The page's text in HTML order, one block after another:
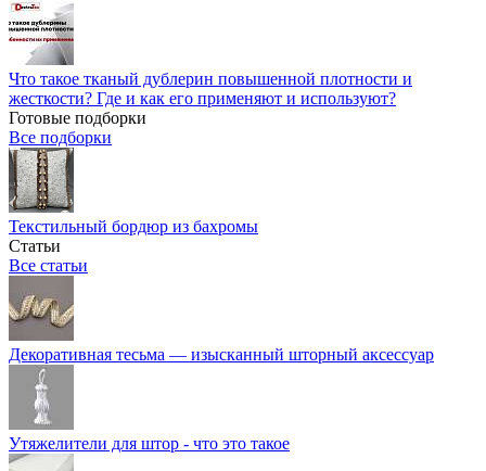
Что такое тканый дублерин повышенной плотности и
жесткости? Где и как его применяют и используют?
Готовые подборки
Все подборки
Текстильный бордюр из бахромы
Статьи
Все статьи
Декоративная тесьма — изысканный шторный аксессуар
Утяжелители для штор - что это такое